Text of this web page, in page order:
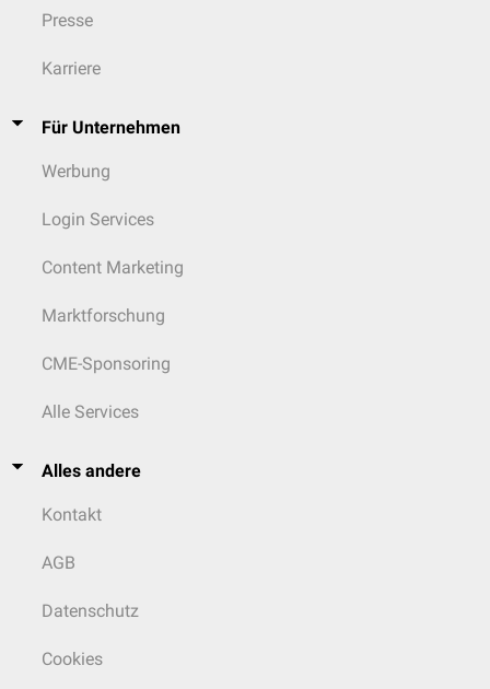
Presse
Karriere
Für Unternehmen
Werbung
Login Services
Content Marketing
Marktforschung
CME-Sponsoring
Alle Services
Alles andere
Kontakt
AGB
Datenschutz
Cookies